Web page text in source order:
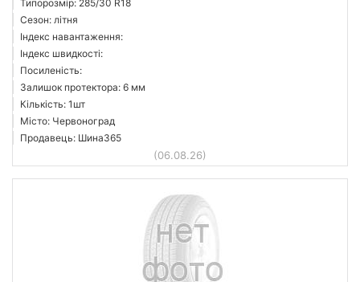
Типорозмір: 285/30 R18
Сезон: літня
Індекс навантаження:
Індекс швидкості:
Посиленість:
Залишок протектора: 6 мм
Кількість: 1шт
Місто: Червоноград
Продавець: Шина365
(06.08.26)